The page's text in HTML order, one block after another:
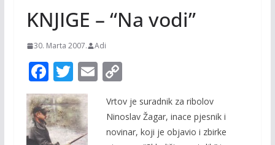
KNJIGE – “Na vodi”
30. Marta 2007. Adi
F
ac
e
b
T
w
itt
er
E
ai
C
p
y
Vrtov je suradnik za ribolov
Ninoslav Žagar, inace pjesnik i
novinar, koji je objavio i zbirke